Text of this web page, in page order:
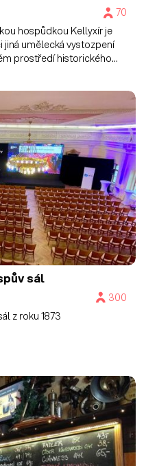
70
hospůdkou Kellyxír je
umělecká vystozpení
prostředí historického
sál
300
z roku 1873